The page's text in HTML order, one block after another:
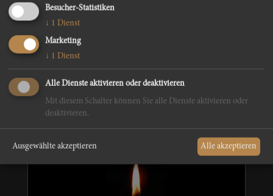
Ruhe in Frieden unser aufrichtiges Beileid
Regina Elzenbaumer mit Familie
Besucher-Statistiken
↓ 1 Dienst
Marketing
↓ 1 Dienst
Alle Dienste aktivieren oder deaktivieren
Mit diesem Schalter können Sie alle Dienste aktivieren oder
deaktivieren.
Ausgewählte akzeptieren Alle akzeptieren